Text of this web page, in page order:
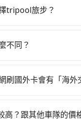
當天或隔天也要原
，都不會再有其他
tripool旅步？
專業且可靠的職業
不同？
以根據自己的需要
刷國外卡會有「海外
？跟其他車隊的價